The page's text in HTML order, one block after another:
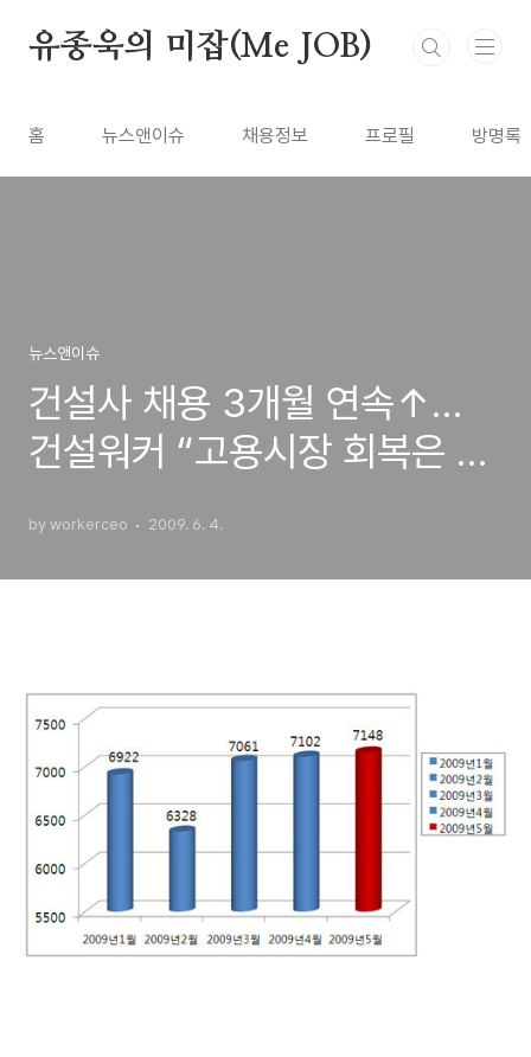
유종욱의 미잡(Me JOB)
홈 뉴스앤이슈 채용정보 프로필 방명록
뉴스앤이슈
건설사 채용 3개월 연속↑…
건설워커 “고용시장 회복은 아
by workerceo 2009. 6. 4.